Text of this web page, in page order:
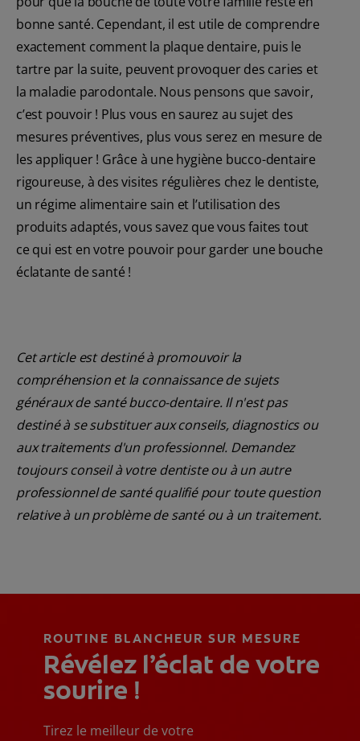
bonne santé. Cependant, il est utile de comprendre
exactement comment la plaque dentaire, puis le
tartre par la suite, peuvent provoquer des caries et
la maladie parodontale. Nous pensons que savoir,
c’est pouvoir ! Plus vous en saurez au sujet des
mesures préventives, plus vous serez en mesure de
les appliquer ! Grâce à une hygiène bucco-dentaire
rigoureuse, à des visites régulières chez le dentiste,
un régime alimentaire sain et l’utilisation des
produits adaptés, vous savez que vous faites tout
ce qui est en votre pouvoir pour garder une bouche
éclatante de santé !
Cet article est destiné à promouvoir la
compréhension et la connaissance de sujets
généraux de santé bucco-dentaire. Il n'est pas
destiné à se substituer aux conseils, diagnostics ou
aux traitements d'un professionnel. Demandez
toujours conseil à votre dentiste ou à un autre
professionnel de santé qualifié pour toute question
relative à un problème de santé ou à un traitement.
ROUTINE BLANCHEUR SUR MESURE
Révélez l’éclat de votre
sourire !
Tirez le meilleur de votre